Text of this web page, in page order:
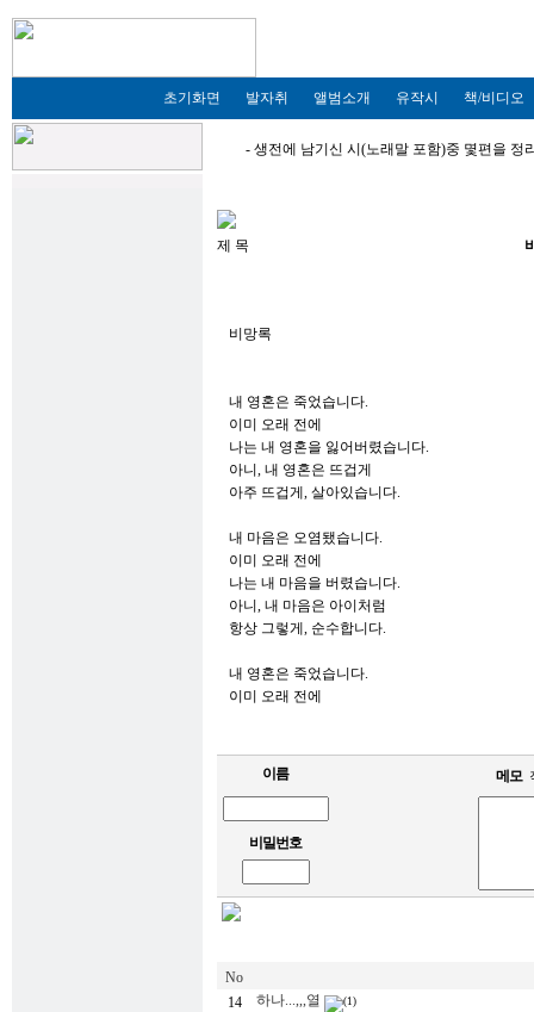
초기화면 발자취 앨범소개 유작시 책/비디오
- 생전에 남기신 시(노래말 포함)중 몇편을 정
제 목
비망록
내 영혼은 죽었습니다.
이미 오래 전에
나는 내 영혼을 잃어버렸습니다.
아니, 내 영혼은 뜨겁게
아주 뜨겁게, 살아있습니다.
내 마음은 오염됐습니다.
이미 오래 전에
나는 내 마음을 버렸습니다.
아니, 내 마음은 아이처럼
항상 그렇게, 순수합니다.
내 영혼은 죽었습니다.
이미 오래 전에
이름 메모
비밀번호
No
14
하나...,,,열 (1)